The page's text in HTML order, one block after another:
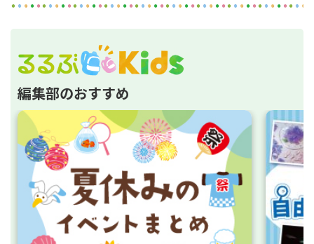
編集部のおすすめ